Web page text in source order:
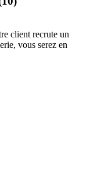
client recrute un
vous serez en